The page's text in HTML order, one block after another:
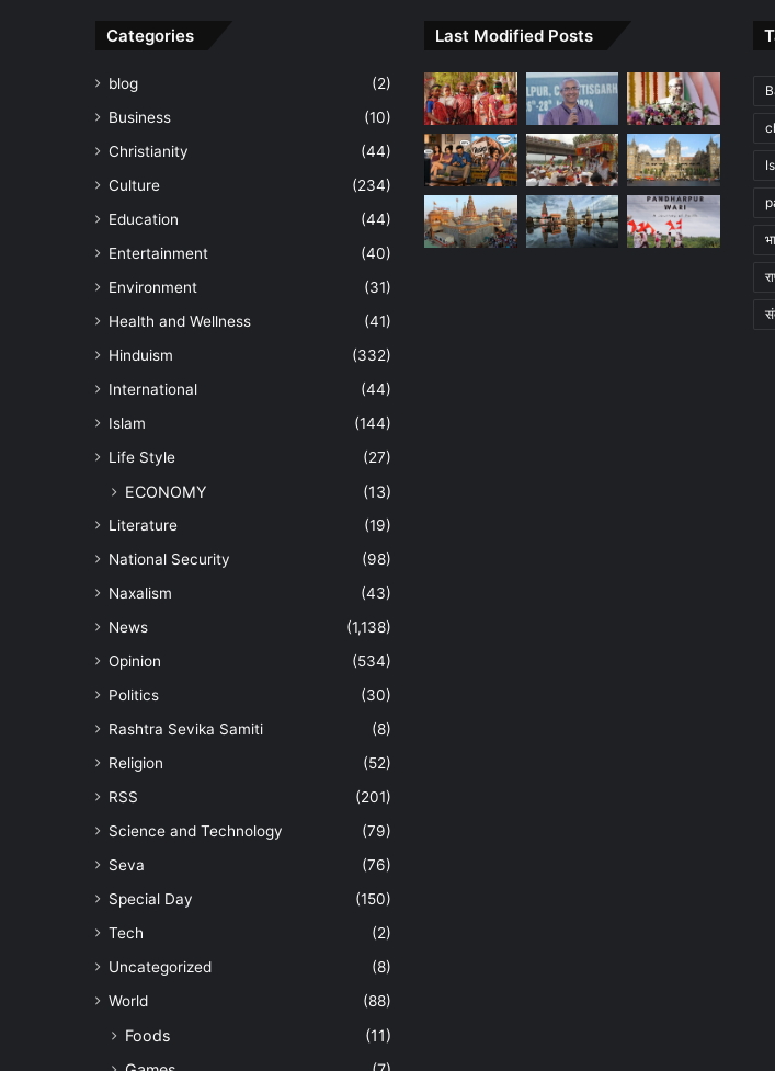
Categories
blog
(2)
Business
(10)
Christianity
(44)
Culture
(234)
Education
(44)
Entertainment
(40)
Environment
(31)
Health and Wellness
(41)
Hinduism
(332)
International
(44)
Islam
(144)
Life Style
(27)
ECONOMY (13)
Literature
(19)
National Security
(98)
Naxalism
(43)
News
(1,138)
Opinion
(534)
Politics
(30)
Rashtra Sevika Samiti
(8)
Religion
(52)
RSS
(201)
Science and Technology
(79)
Seva
(76)
Special Day
(150)
Tech
(2)
Uncategorized
(8)
World
(88)
Foods
(11)
Last Modified Posts